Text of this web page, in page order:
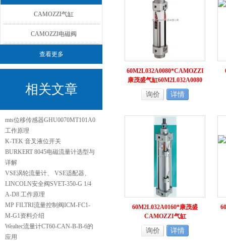
CAMOZZI气缸
CAMOZZI电磁阀
查看更多
相关文章
mts位移传感器GHU0070MT101A0
工作原理
K-TEK 音叉液位开关
BURKERT 8045电磁流量计选型与
详解
VSE涡轮流量计、 VSE适配器、
LINCOLN安全阀SVET-350-G 1/4
A-D8 工作原理
MP FILTRI流量控制阀ICM-FC1-
M-G1资料介绍
Wealtec流量计CT60-CAN-B-B-6的
应用
60M2L032A0080*CAMOZZI
康茂盛气缸60M2L032A0080
询价 详情
60M2L032A0160*康茂盛
CAMOZZI气缸
60M2L032A0160
询价 详情